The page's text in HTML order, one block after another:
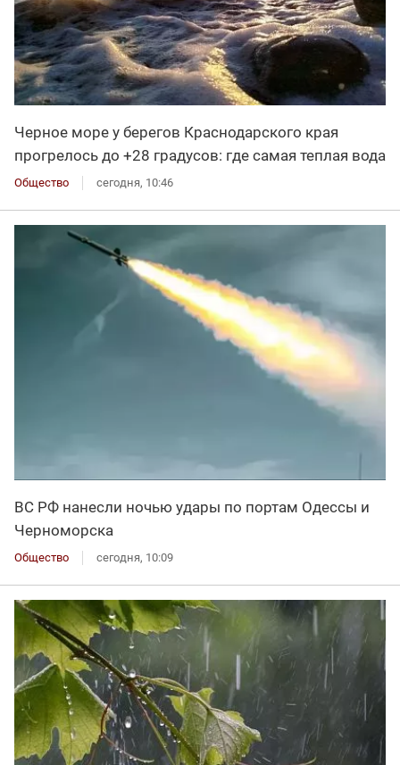
Черное море у берегов Краснодарского края
прогрелось до +28 градусов: где самая теплая вода
Общество сегодня, 10:46
ВС РФ нанесли ночью удары по портам Одессы и
Черноморска
Общество сегодня, 10:09